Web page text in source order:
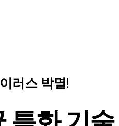
러스 박멸!